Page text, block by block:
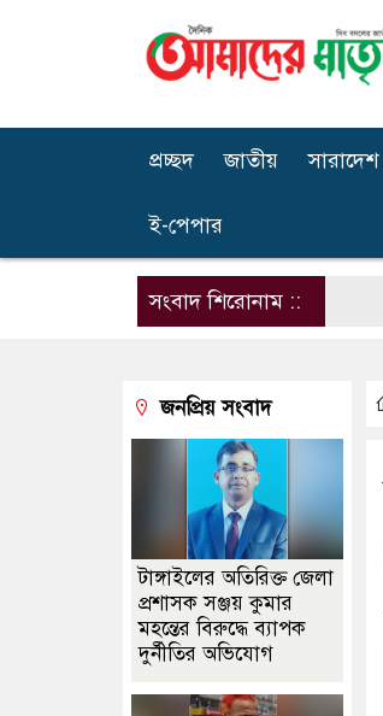
প্রচ্ছদ জাতীয় সারাদেশ
ই-পেপার
সংবাদ শিরোনাম ::
জনপ্রিয় সংবাদ
টাঙ্গাইলের অতিরিক্ত জেলা
প্রশাসক সঞ্জয় কুমার
মহন্তের বিরুদ্ধে ব্যাপক
দুর্নীতির অভিযোগ